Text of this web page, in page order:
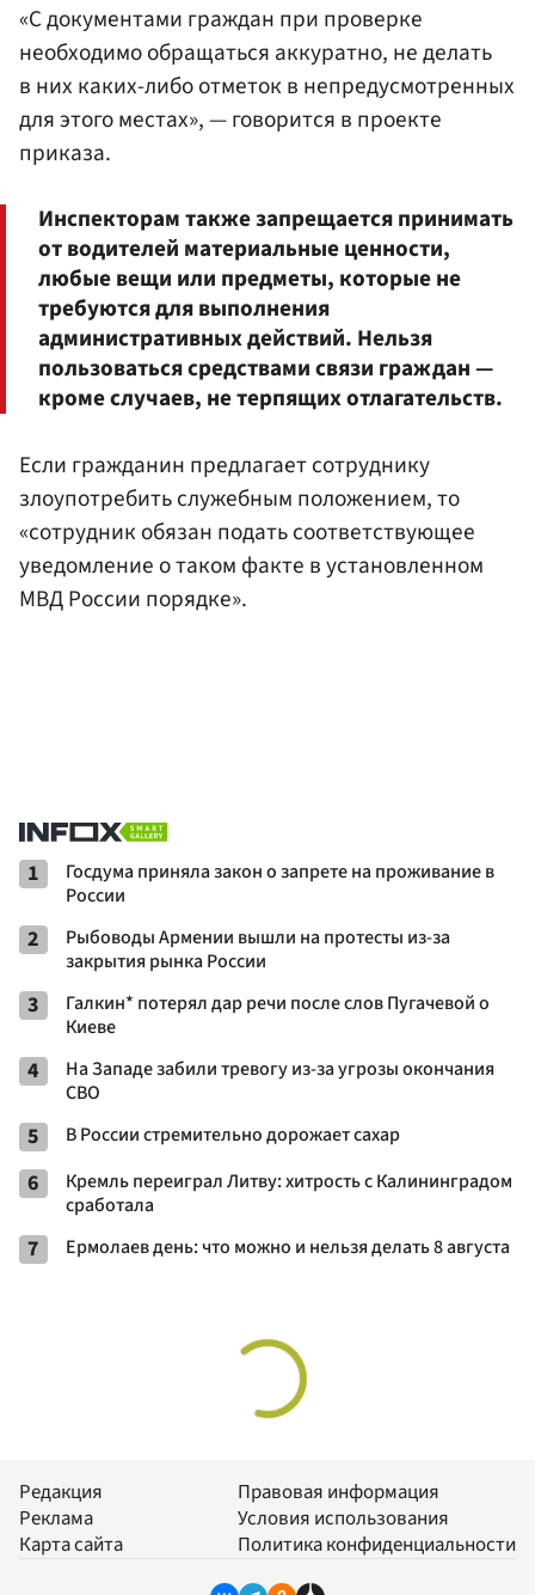
«С документами граждан при проверке
необходимо обращаться аккуратно, не делать
в них каких-либо отметок в непредусмотренных
для этого местах», — говорится в проекте
приказа.
Инспекторам также запрещается принимать
от водителей материальные ценности,
любые вещи или предметы, которые не
требуются для выполнения
административных действий. Нельзя
пользоваться средствами связи граждан —
кроме случаев, не терпящих отлагательств.
Если гражданин предлагает сотруднику
злоупотребить служебным положением, то
«сотрудник обязан подать соответствующее
уведомление о таком факте в установленном
МВД России порядке».
1
Госдума приняла закон о запрете на проживание в
России
2
Рыбоводы Армении вышли на протесты из-за
закрытия рынка России
3
Галкин* потерял дар речи после слов Пугачевой о
Киеве
4
На Западе забили тревогу из-за угрозы окончания
СВО
5 В России стремительно дорожает сахар
6
Кремль переиграл Литву: хитрость с Калининградом
сработала
7 Ермолаев день: что можно и нельзя делать 8 августа
Редакция
Реклама
Карта сайта
Правовая информация
Условия использования
Политика конфиденциальности